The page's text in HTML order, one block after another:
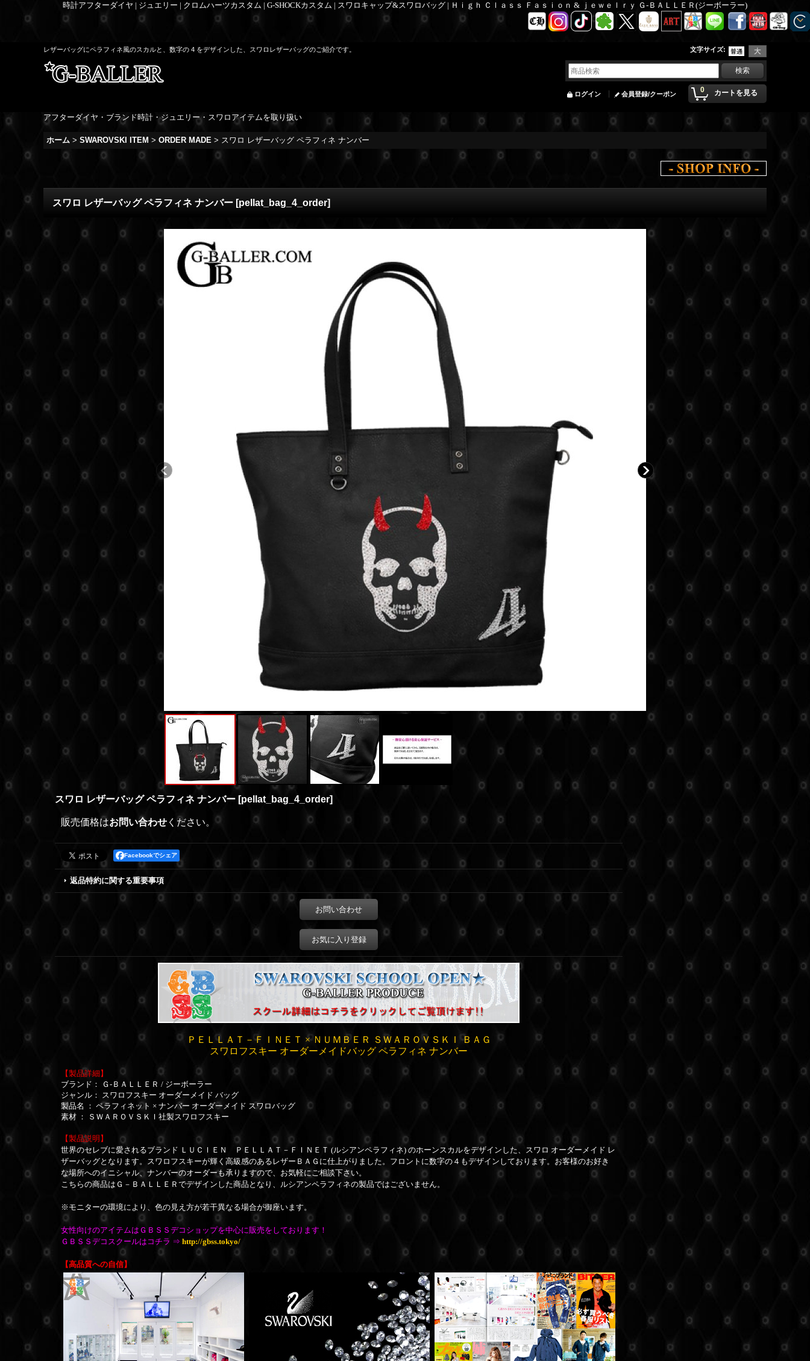
時計アフターダイヤ | ジュエリー | クロムハーツカスタム | G-SHOCKカスタム | スワロキャップ&スワロバッグ | Ｈｉｇｈ Ｃｌａｓｓ Ｆａｓｉｏｎ & ｊｅｗｅｌｒｙ Ｇ-ＢＡＬＬＥＲ(ジーボーラー)
レザーバッグにペラフィネ風のスカルと、数字の 4 をデザインした、スワロレザーバッグのご紹介です。 文字サイズ:
0 カートを見る
ログイン 会員登録/クーポン
アフターダイヤ・ブランド時計・ジュエリー・スワロアイテムを取り扱い
ホーム > SWAROVSKI ITEM > ORDER MADE > スワロ レザーバッグ ペラフィネ ナンバー
スワロ レザーバッグ ペラフィネ ナンバー [pellat_bag_4_order]
スワロ レザーバッグ ペラフィネ ナンバー [pellat_bag_4_order]
販売価格はお問い合わせ ください。
Facebookでシェア
返品特約に関する重要事項
お問い合わせ
お気に入り登録
ＰＥＬＬＡＴ－ＦＩＮＥＴ × ＮＵＭＢＥＲ ＳＷＡＲＯＶＳＫＩ ＢＡＧ
スワロフスキー オーダーメイドバッグ ペラフィネ ナンバー
【製品詳細】
ブランド： Ｇ-ＢＡＬＬＥＲ / ジーボーラー
ジャンル： スワロフスキー オーダーメイド バッグ
製品名 ： ペラフィネット × ナンバー オーダーメイド スワロバッグ
素材 ： ＳＷＡＲＯＶＳＫＩ社製スワロフスキー
【製品説明】
世界のセレブに愛されるブランド ＬＵＣＩＥＮ ＰＥＬＬＡＴ－ＦＩＮＥＴ (ルシアンペラフィネ) のホーンスカルをデザインした、スワロ オーダーメイド レ
ザーバッグとなります。スワロフスキーが輝く高級感のあるレザーＢＡＧに仕上がりました。フロントに数字の４もデザインしております。お客様のお好き
な場所へのイニシャル、ナンバーのオーダーも承りますので、お気軽にご相談下さい。
こちらの商品はＧ－ＢＡＬＬＥＲでデザインした商品となり、ルシアンペラフィネの製品ではございません。
※モニターの環境により、色の見え方が若干異なる場合が御座います。
女性向けのアイテムはＧＢＳＳデコショップを中心に販売をしております！
ＧＢＳＳデコスクールはコチラ ⇒ http://gbss.tokyo/
【高品質への自信】